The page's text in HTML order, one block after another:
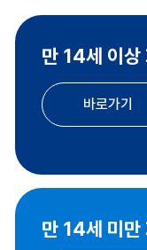
만 14세 이상
바로가기
만 14세 미만